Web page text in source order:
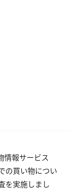
情報サービス
の買い物につい
を実施しまし